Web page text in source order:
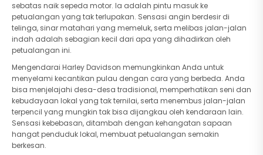
sebatas naik sepeda motor. Ia adalah pintu masuk ke
petualangan yang tak terlupakan. Sensasi angin berdesir di
telinga, sinar matahari yang memeluk, serta melibas jalan-jalan
indah adalah sebagian kecil dari apa yang dihadirkan oleh
petualangan ini.
Mengendarai Harley Davidson memungkinkan Anda untuk
menyelami kecantikan pulau dengan cara yang berbeda. Anda
bisa menjelajahi desa-desa tradisional, memperhatikan seni dan
kebudayaan lokal yang tak ternilai, serta menembus jalan-jalan
terpencil yang mungkin tak bisa dijangkau oleh kendaraan lain.
Sensasi kebebasan, ditambah dengan kehangatan sapaan
hangat penduduk lokal, membuat petualangan semakin
berkesan.